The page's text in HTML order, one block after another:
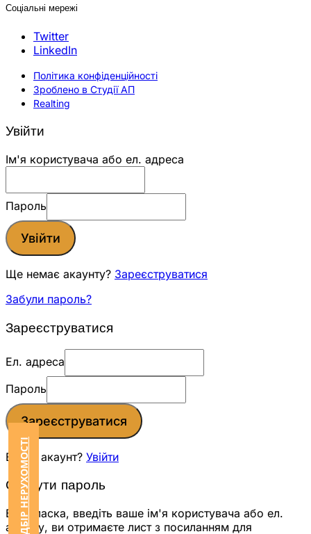
Соціальні мережі
Twitter
LinkedIn
Політика конфіденційності
Зроблено в Студії АП
Realting
Увійти
Ім'я користувача або ел. адреса
Пароль
Увійти
Ще немає акаунту? Зареєструватися
Забули пароль?
Зареєструватися
Ел. адреса
Пароль
Зареєструватися
Вже є акаунт? Увійти
Скинути пароль
Будь ласка, введіть ваше ім'я користувача або ел.
адресу, ви отримаєте лист з посиланням для